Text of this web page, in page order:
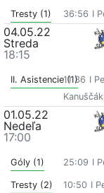
Tresty (1) 36:56 I
04.05.22
Streda
18:15
II. Asistencie (1)
11:36 I
Kanuščák
01.05.22
Nedeľa
17:00
Góly (1) 25:09 I
Tresty (2) 10:50 I